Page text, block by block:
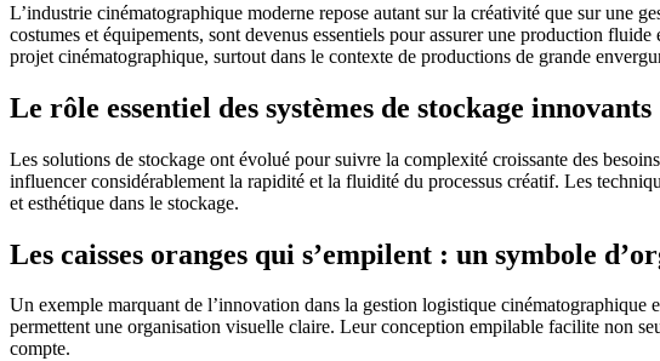
L’industrie cinématographique moderne repose autant sur la créativité que sur une
costumes et équipements, sont devenus essentiels pour assurer une production
projet cinématographique, surtout dans le contexte de productions de grande
Le rôle essentiel des systèmes de stockage innovants
Les solutions de stockage ont évolué pour suivre la complexité croissante des
influencer considérablement la rapidité et la fluidité du processus créatif. Les
et esthétique dans le stockage.
Les caisses oranges qui s’empilent : un symbole
Un exemple marquant de l’innovation dans la gestion logistique cinématographique
permettent une organisation visuelle claire. Leur conception empilable facilite non
compte.